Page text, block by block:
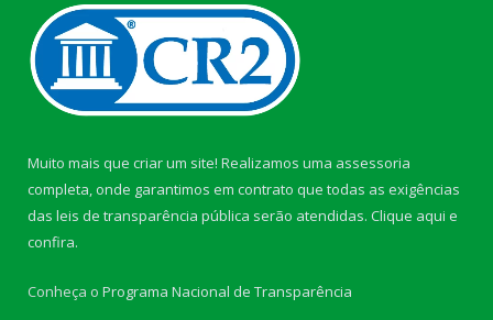
Muito mais que criar um site! Realizamos uma assessoria
completa, onde garantimos em contrato que todas as exigências
das leis de transparência pública serão atendidas. Clique aqui e
confira.
Conheça o Programa Nacional de Transparência